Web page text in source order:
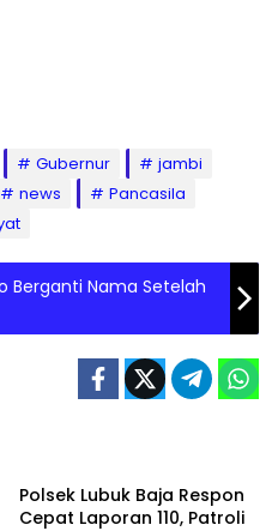
Gubernur
jambi
news
Pancasila
Berganti Nama Setelah
Polsek Lubuk Baja Respon
Cepat Laporan 110, Patroli